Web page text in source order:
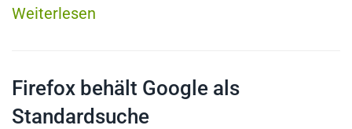
Weiterlesen
Firefox behält Google als
Standardsuche